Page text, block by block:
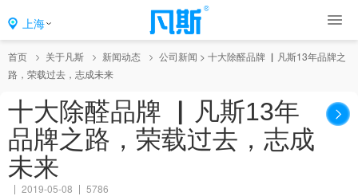
上海
首页 关于凡斯 新闻动态 公司新闻 > 十大除醛品牌 ▏凡斯13年品牌之
路，荣载过去，志成未来
十大除醛品牌 ▏凡斯13年
品牌之路，荣载过去，志成
未来
2019-05-08 5786